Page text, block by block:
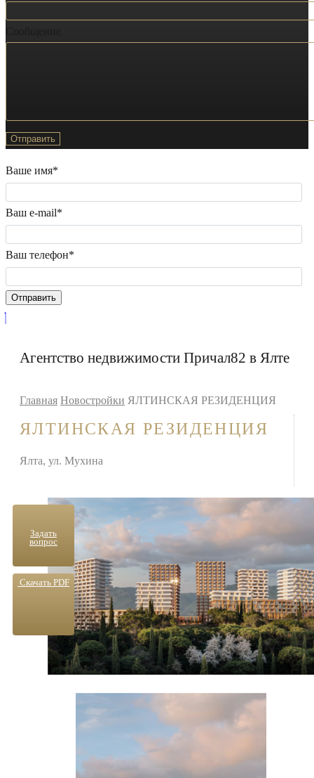
Ваше имя*
Ваш e-mail*
Ваш телефон*
Агентство недвижимости Причал82 в Ялте
Задать
вопрос
Скачать PDF
Главная Новостройки ЯЛТИНСКАЯ РЕЗИДЕНЦИЯ
ЯЛТИНСКАЯ РЕЗИДЕНЦИЯ
Ялта, ул. Мухина